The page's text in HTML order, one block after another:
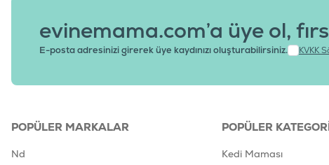
evinemama.com’a üye ol,
E-posta adresinizi girerek üye kaydınızı oluşturabilirsiniz. KVKK
POPÜLER MARKALAR
Nd
POPÜLER
Kedi Maması